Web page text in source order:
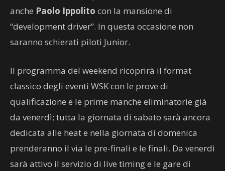
anche Paolo Ippolito con la mansione di
“development driver”. In questa occasione non
saranno schierati piloti Junior.
Il programma del weekend ricoprirà il format
classico degli eventi WSK con le prove di
qualificazione e le prime manche eliminatorie già
da venerdì; tutta la giornata di sabato sarà ancora
dedicata alle heat e nella giornata di domenica
prenderanno il via le pre-finali e le finali. Da venerdì
sarà attivo il servizio di live timing e le gare di